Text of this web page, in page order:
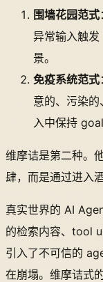
围墙花园范式
异常输入触
景。
免疫系统范式
意的、污染
入中保持
维摩诘是第二种。
肆，而是通过进入
真实世界的 AI
的检索内容、tool
引入了不可信的
在崩塌。维摩诘式